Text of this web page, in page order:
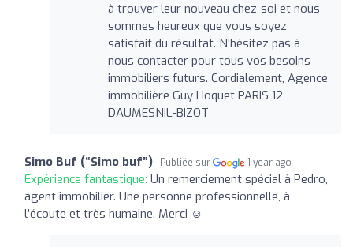
à trouver leur nouveau chez-soi et nous
sommes heureux que vous soyez
satisfait du résultat. N'hésitez pas à
nous contacter pour tous vos besoins
immobiliers futurs. Cordialement, Agence
immobilière Guy Hoquet PARIS 12
DAUMESNIL-BIZOT
Simo Buf (“Simo buf”) Publiée sur 1 year ago
Expérience fantastique: Un remerciement spécial à Pedro,
agent immobilier. Une personne professionnelle, à
l’écoute et très humaine. Merci ☺️